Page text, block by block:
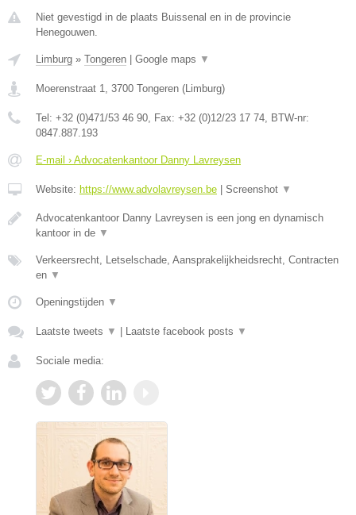
Niet gevestigd in de plaats Buissenal en in de provincie
Henegouwen.
Limburg » Tongeren Google maps ▼
Moerenstraat 1, 3700 Tongeren (Limburg)
Tel: +32 (0)471/53 46 90, Fax: +32 (0)12/23 17 74, BTW-nr:
0847.887.193
E-mail › Advocatenkantoor Danny Lavreysen
Website: https://www.advolavreysen.be Screenshot ▼
Advocatenkantoor Danny Lavreysen is een jong en dynamisch
kantoor in de ▼
Verkeersrecht, Letselschade, Aansprakelijkheidsrecht, Contracten
en ▼
Openingstijden ▼
Laatste tweets ▼ Laatste facebook posts ▼
Sociale media: